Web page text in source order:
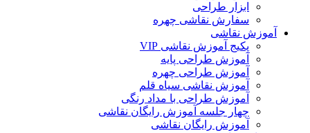
ابزار طراحی
سفارش نقاشی چهره
آموزش نقاشی
پکیج آموزش نقاشی VIP
آموزش طراحی پایه
آموزش طراحی چهره
آموزش نقاشی سیاه قلم
آموزش طراحی با مداد رنگی
چهار جلسه آموزش رایگان نقاشی
آموزش رایگان نقاشی